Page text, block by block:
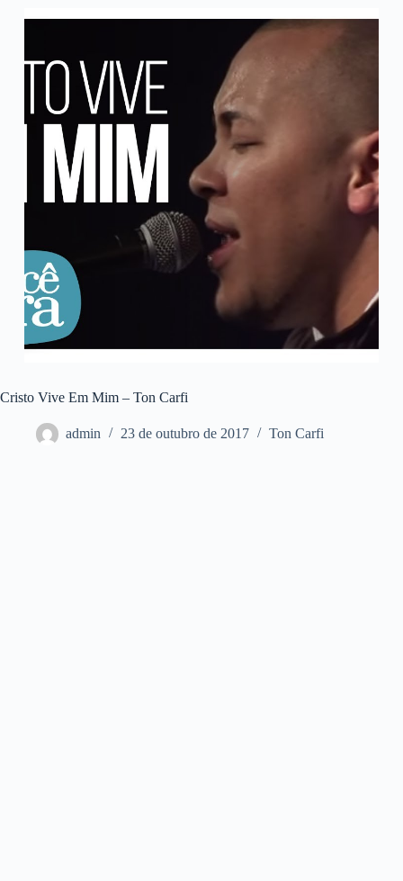
Cristo Vive Em Mim – Ton Carfi
admin 23 de outubro de 2017 Ton Carfi